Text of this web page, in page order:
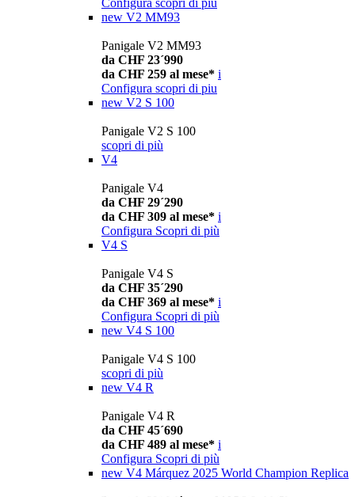
Configura scopri di piu
new V2 MM93
Panigale V2 MM93
da CHF 23´990
da CHF 259 al mese* i
Configura scopri di piu
new V2 S 100
Panigale V2 S 100
scopri di più
V4
Panigale V4
da CHF 29´290
da CHF 309 al mese* i
Configura Scopri di più
V4 S
Panigale V4 S
da CHF 35´290
da CHF 369 al mese* i
Configura Scopri di più
new V4 S 100
Panigale V4 S 100
scopri di più
new V4 R
Panigale V4 R
da CHF 45´690
da CHF 489 al mese* i
Configura Scopri di più
new V4 Márquez 2025 World Champion Replica